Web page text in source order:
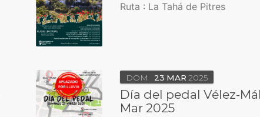
Ruta : La Tahá de Pitres
DOM 23 MAR 2025
Día del pedal Vélez-
Mar 2025